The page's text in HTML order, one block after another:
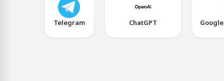
Telegram ChatGPT